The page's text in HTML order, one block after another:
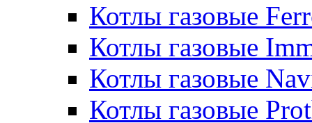
Котлы газовые
Котлы газовые
Котлы газовые
Котлы газовые